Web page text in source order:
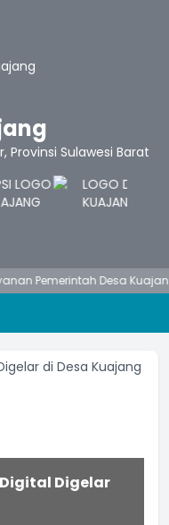
Provinsi Sulawesi Barat
Desa Kuajang -
Digelar